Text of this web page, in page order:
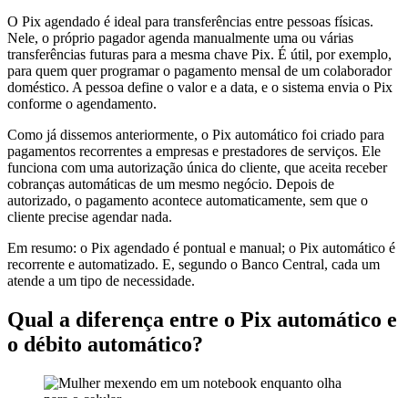
O Pix agendado é ideal para transferências entre pessoas físicas.
Nele, o próprio pagador agenda manualmente uma ou várias
transferências futuras para a mesma chave Pix. É útil, por exemplo,
para quem quer programar o pagamento mensal de um colaborador
doméstico. A pessoa define o valor e a data, e o sistema envia o Pix
conforme o agendamento.
Como já dissemos anteriormente, o Pix automático foi criado para
pagamentos recorrentes a empresas e prestadores de serviços. Ele
funciona com uma autorização única do cliente, que aceita receber
cobranças automáticas de um mesmo negócio. Depois de
autorizado, o pagamento acontece automaticamente, sem que o
cliente precise agendar nada.
Em resumo: o Pix agendado é pontual e manual; o Pix automático é
recorrente e automatizado. E, segundo o Banco Central, cada um
atende a um tipo de necessidade.
Qual a diferença entre o Pix automático e
o débito automático?